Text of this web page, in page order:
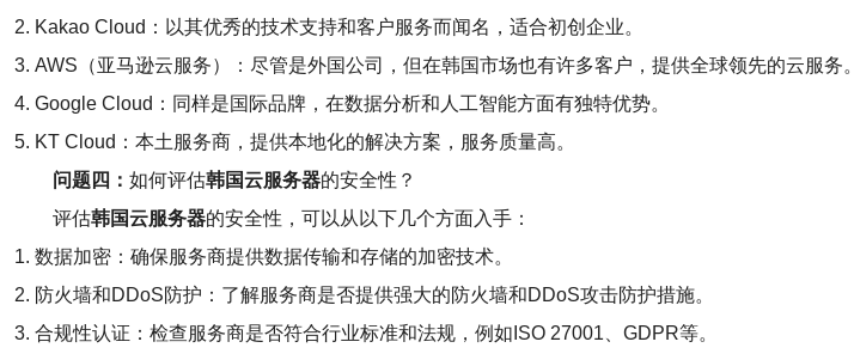
2. Kakao Cloud：以其优秀的技术支持和客户服务而闻名，适合初创企业。
3. AWS（亚马逊云服务）：尽管是外国公司，但在韩国市场也有许多客户，提供全球领先的云服务。
4. Google Cloud：同样是国际品牌，在数据分析和人工智能方面有独特优势。
5. KT Cloud：本土服务商，提供本地化的解决方案，服务质量高。
问题四： 如何评估韩国云服务器的安全性？
评估韩国云服务器的安全性，可以从以下几个方面入手：
1. 数据加密：确保服务商提供数据传输和存储的加密技术。
2. 防火墙和DDoS防护：了解服务商是否提供强大的防火墙和DDoS攻击防护措施。
3. 合规性认证：检查服务商是否符合行业标准和法规，例如ISO 27001、GDPR等。